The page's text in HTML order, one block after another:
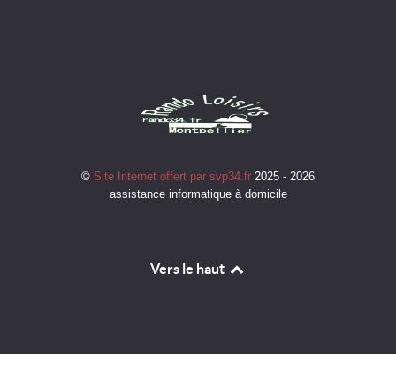
© Site Internet offert par svp34.fr 2025 - 2026
assistance informatique à domicile
Vers le haut